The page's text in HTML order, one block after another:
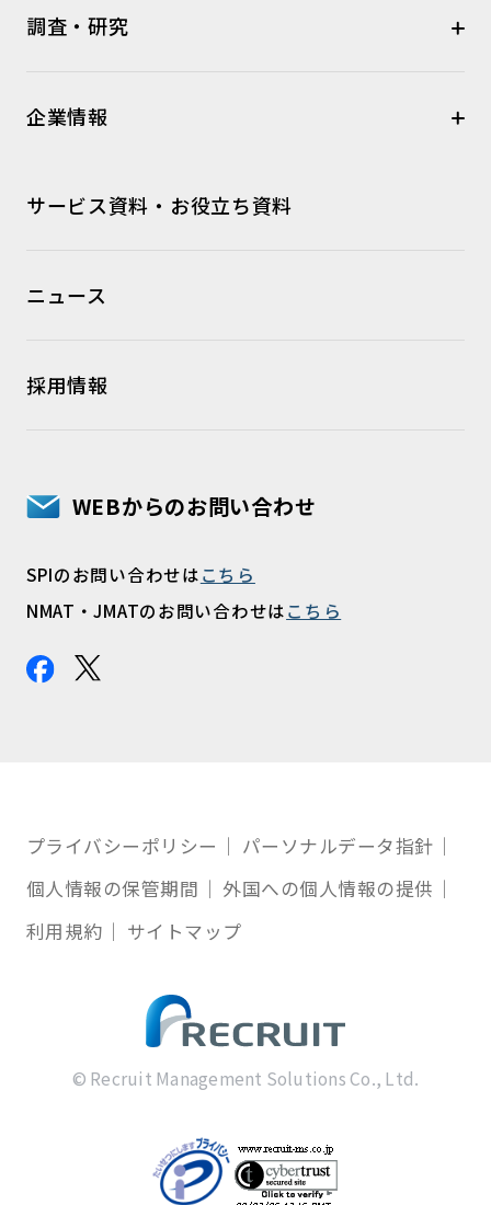
調査・研究
企業情報
サービス資料・お役立ち資料
ニュース
採用情報
WEBからのお問い合わせ
SPIのお問い合わせはこちら
NMAT・JMATのお問い合わせはこちら
プライバシーポリシー
パーソナルデータ指針
個人情報の保管期間
外国への個人情報の提供
利用規約
サイトマップ
© Recruit Management Solutions Co., Ltd.